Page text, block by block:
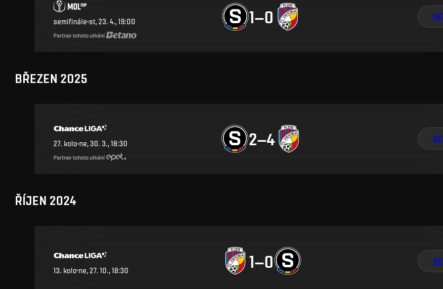
semifinále st, 23. 4., 19:00 1–0
Partner tohoto utkání
BŘEZEN 2025
27. kolo ne, 30. 3., 18:30 2–4
Partner tohoto utkání
ŘÍJEN 2024
13 kolo ne, 27. 10., 18:30 1–0